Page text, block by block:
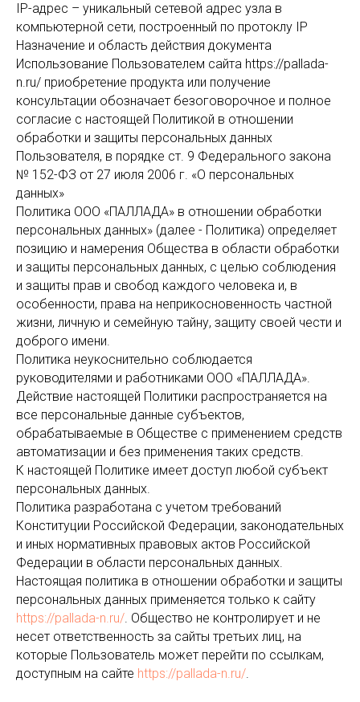
IP-адрес – уникальный сетевой адрес узла в
компьютерной сети, построенный по протоклу IP
Назначение и область действия документа
Использование Пользователем сайта https://pallada-
n.ru/ приобретение продукта или получение
консультации обозначает безоговорочное и полное
согласие с настоящей Политикой в отношении
обработки и защиты персональных данных
Пользователя, в порядке ст. 9 Федерального закона
№ 152-ФЗ от 27 июля 2006 г. «О персональных
данных»
Политика ООО «ПАЛЛАДА» в отношении обработки
персональных данных» (далее - Политика) определяет
позицию и намерения Общества в области обработки
и защиты персональных данных, с целью соблюдения
и защиты прав и свобод каждого человека и, в
особенности, права на неприкосновенность частной
жизни, личную и семейную тайну, защиту своей чести и
доброго имени.
Политика неукоснительно соблюдается
руководителями и работниками ООО «ПАЛЛАДА».
Действие настоящей Политики распространяется на
все персональные данные субъектов,
обрабатываемые в Обществе с применением средств
автоматизации и без применения таких средств.
К настоящей Политике имеет доступ любой субъект
персональных данных.
Политика разработана с учетом требований
Конституции Российской Федерации, законодательных
и иных нормативных правовых актов Российской
Федерации в области персональных данных.
Настоящая политика в отношении обработки и защиты
персональных данных применяется только к сайту
https://pallada-n.ru/. Общество не контролирует и не
несет ответственность за сайты третьих лиц, на
которые Пользователь может перейти по ссылкам,
доступным на сайте https://pallada-n.ru/.